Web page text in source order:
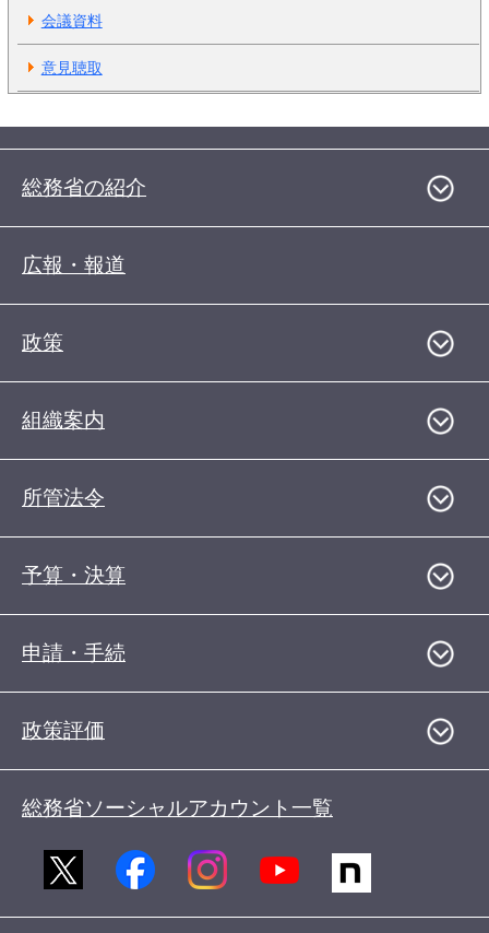
会議資料
意見聴取
総務省の紹介
広報・報道
政策
組織案内
所管法令
予算・決算
申請・手続
政策評価
総務省ソーシャルアカウント一覧